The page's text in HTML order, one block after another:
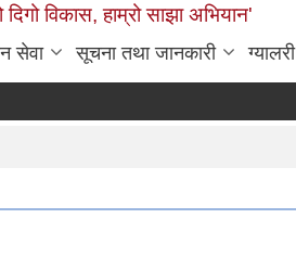
विकास, हाम्रो साझा अभियान'
सेवा सूचना तथा जानकारी ग्यालरी